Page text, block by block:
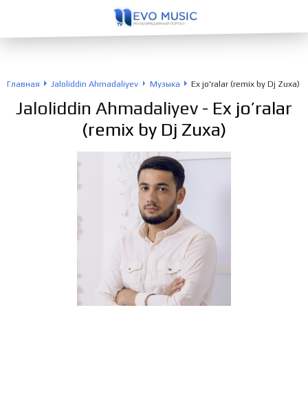
Главная Jaloliddin Ahmadaliyev Музыка Ex jo'ralar (remix by Dj Zuxa)
Jaloliddin Ahmadaliyev - Ex jo’ralar
(remix by Dj Zuxa)